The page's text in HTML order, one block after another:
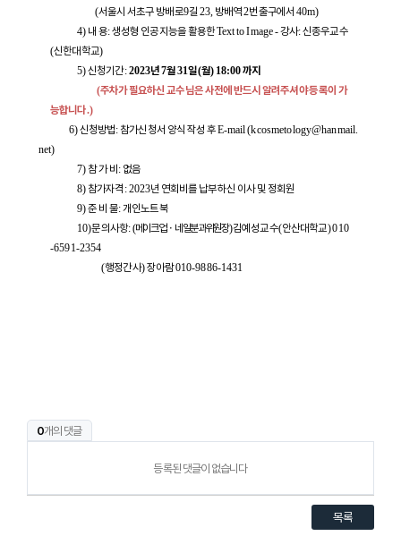
(서울시 서초구 방배로9길 23, 방배역2번출구에서 40m)
4) 내 용:생성형 인공지능을 활용한Text to Image -강사:신종우교수
(신한대학교)
5)신청기간:2023년7월31일(월) 18:00까지
(주차가 필요하신 교수님은 사전에 반드시 알려주셔야 등록이 가
능합니다.)
6)신청방법: 참가신청서 양식 작성 후E-mail (kcosmetology@hanmail.
net)
7) 참 가 비: 없음
8) 참가자격 : 2023년 연회비를 납부하신 이사 및 정회원
9)준 비 물:개인노트북
10)문의사항:(메이크업・ 네일분과위원장)김예성교수(안산대학교) 010
-6591-2354
(행정간사)장아람010-9886-1431
0개의 댓글
등록된 댓글이 없습니다
목록